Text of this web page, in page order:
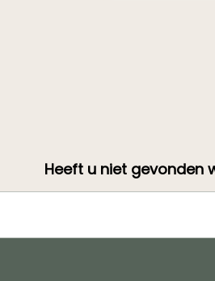
Heeft u niet gevonden